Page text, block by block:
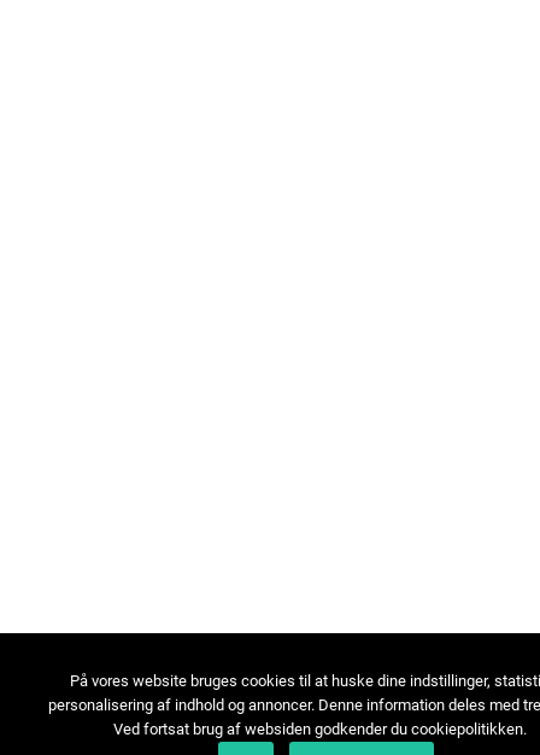
På vores website bruges cookies til at huske dine indstillinger,
personalisering af indhold og annoncer. Denne information deles med
Ved fortsat brug af websiden godkender du cookiepolitikken.